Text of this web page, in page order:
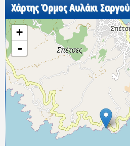
Χάρτης Όρμος Αυλάκι Σαργού
+
-